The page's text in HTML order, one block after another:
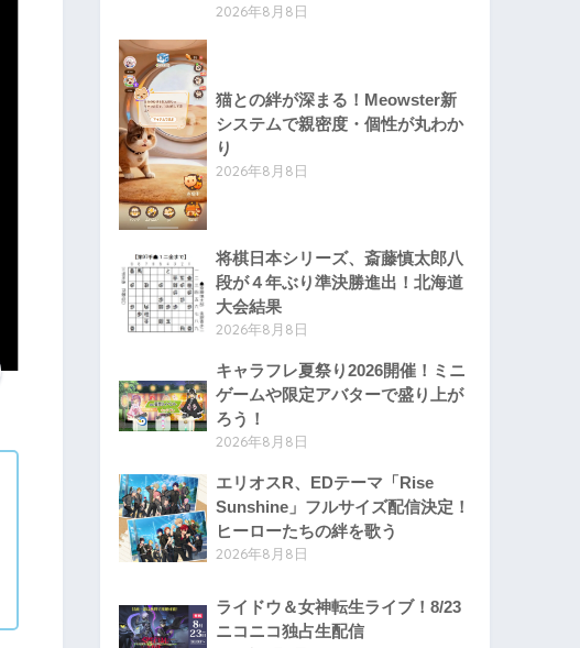
2026年8月8日
猫との絆が深まる！Meowster新
システムで親密度・個性が丸わか
り
2026年8月8日
将棋日本シリーズ、斎藤慎太郎八
段が４年ぶり準決勝進出！北海道
大会結果
2026年8月8日
キャラフレ夏祭り2026開催！ミニ
ゲームや限定アバターで盛り上が
ろう！
2026年8月8日
エリオスR、EDテーマ「Rise
Sunshine」フルサイズ配信決定！
ヒーローたちの絆を歌う
2026年8月8日
ライドウ＆女神転生ライブ！8/23
ニコニコ独占生配信